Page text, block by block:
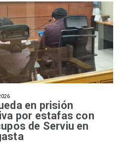
en prisión
por estafas con
de Serviu en